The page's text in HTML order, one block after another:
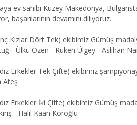
ev sahibi Kuzey Makedonya,
başarılarının devamını diliyoruz.
Kızlar Dört Tek) ekibimiz Gümüş
- Ülkü Özen - Ruken Ülgey - Aslıhan
Erkekler Tek Çifte) ekibimiz
Ateş
Erkekler İki Çifte) ekibimiz Gümüş
- Halil Kaan Köroğlu